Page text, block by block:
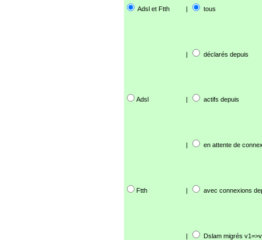
Adsl et Ftth | tous
| déclarés depuis
Adsl | actifs depuis
| en attente de
Ftth | avec connexions
| Dslam migrés